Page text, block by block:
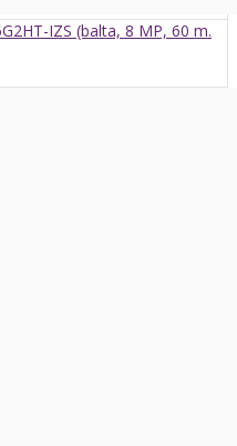
IZS (balta, 8 MP, 60 m.